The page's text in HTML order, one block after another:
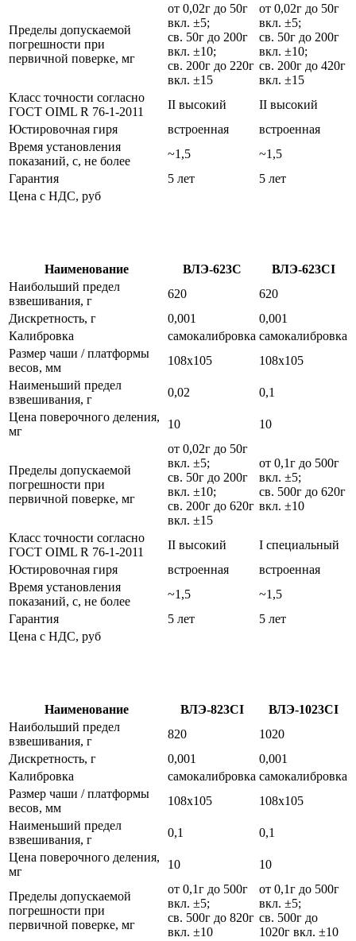
Пределы допускаемой
погрешности при
первичной поверке, мг
от 0,02г до 50г
вкл. ±5;
св. 50г до 200г
вкл. ±10;
св. 200г до 220г
вкл. ±15
от 0,02г до 50г
вкл. ±5;
св. 50г до 200г
вкл. ±10;
св. 200г до 420г
вкл. ±15
Класс точности согласно
ГОСТ OIML R 76-1-2011
II высокий
II высокий
Юстировочная гиря
встроенная
встроенная
Время установления
показаний, с, не более
~1,5
~1,5
Гарантия
5 лет
5 лет
Цена с НДС, руб
Наименование ВЛЭ-623С
ВЛЭ-623СI
Наибольший предел
взвешивания, г
620
620
Дискретность, г
0,001
0,001
Калибровка
самокалибровка самокалибровка
Размер чаши / платформы
весов, мм
108х105
108х105
Наименьший предел
взвешивания, г
0,02
0,1
Цена поверочного деления,
мг
10 10
Пределы допускаемой
погрешности при
первичной поверке, мг
от 0,02г до 50г
вкл. ±5;
св. 50г до 200г
вкл. ±10;
св. 200г до 620г
вкл. ±15
от 0,1г до 500г
вкл. ±5;
св. 500г до 620г
вкл. ±10
Класс точности согласно
ГОСТ OIML R 76-1-2011
II высокий
I специальный
Юстировочная гиря
встроенная
встроенная
Время установления
показаний, с, не более
~1,5
~1,5
Гарантия
5 лет
5 лет
Цена с НДС, руб
Наименование ВЛЭ-823СI
ВЛЭ-1023СI
Наибольший предел
взвешивания, г
820
1020
Дискретность, г
0,001
0,001
Калибровка
самокалибровка самокалибровка
Размер чаши / платформы
весов, мм
108х105
108х105
Наименьший предел
взвешивания, г
0,1
0,1
Цена поверочного деления,
мг
10 10
Пределы допускаемой
погрешности при
первичной поверке, мг
от 0,1г до 500г
вкл. ±5;
св. 500г до 820г
вкл. ±10
от 0,1г до 500г
вкл. ±5;
св. 500г до
1020г вкл. ±10